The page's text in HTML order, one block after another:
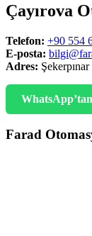
Çayırova
Telefon: +90 554
E-posta:
Adres:
Farad